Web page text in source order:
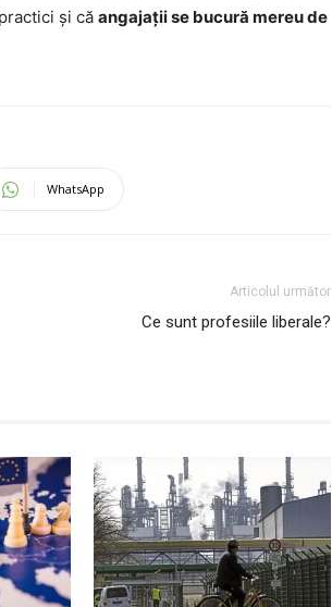
și că angajații se bucură mereu de
WhatsApp
Articolul următor
Ce sunt profesiile liberale?